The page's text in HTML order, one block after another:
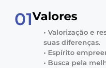
01Valores
• Valorização e
suas diferenças.
• Espírito
• Busca pela